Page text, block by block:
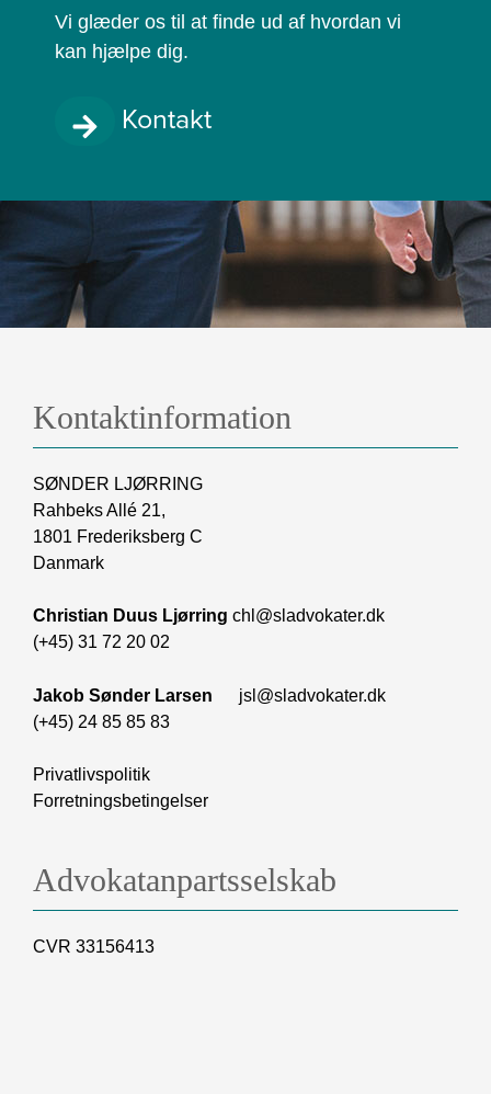
Vi glæder os til at finde ud af hvordan vi
kan hjælpe dig.
Kontakt
Kontaktinformation
SØNDER LJØRRING
Rahbeks Allé 21,
1801 Frederiksberg C
Danmark
Christian Duus Ljørring chl@sladvokater.dk
(+45) 31 72 20 02
Jakob Sønder Larsen
jsl@sladvokater.dk
(+45) 24 85 85 83
Privatlivspolitik
Forretningsbetingelser
Advokatanpartsselskab
CVR 33156413